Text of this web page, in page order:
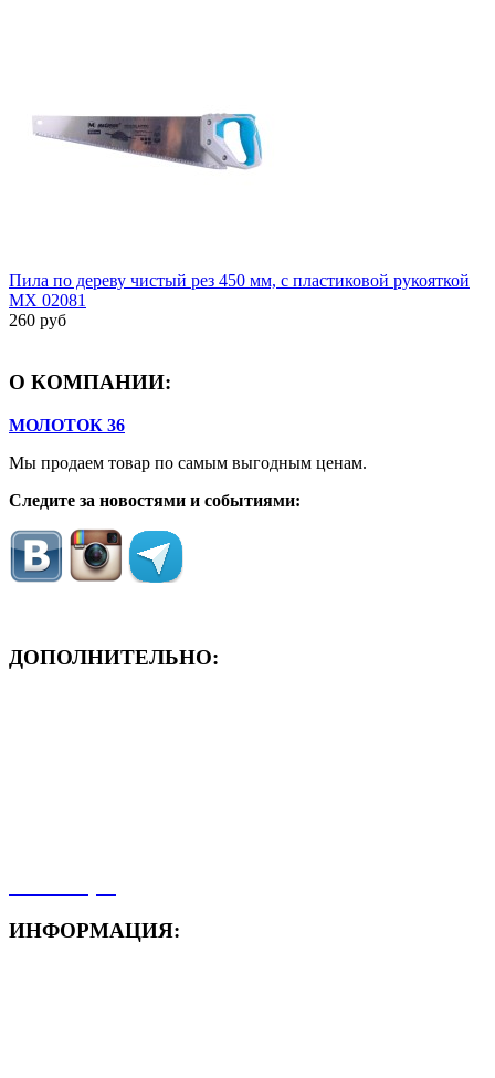
Пила по дереву чистый рез 450 мм, с пластиковой рукояткой
MX 02081
260 руб
О КОМПАНИИ:
МОЛОТОК 36
Мы продаем товар по самым выгодным ценам.
Следите за новостями и событиями:
ДОПОЛНИТЕЛЬНО:
ИНФОРМАЦИЯ: